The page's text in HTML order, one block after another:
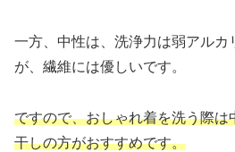
一方、中性は、洗浄力は弱アルカ
が、繊維には優しいです。
ですので、おしゃれ着を洗う際は
干しの方がおすすめです。